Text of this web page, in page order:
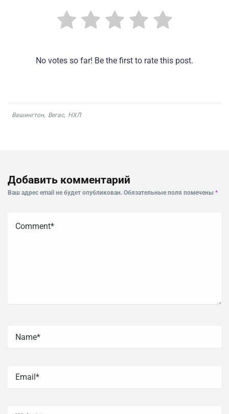
No votes so far! Be the first to rate this post.
Вашингтон, Вегас, НХЛ
Добавить комментарий
Ваш адрес email не будет опубликован. Обязательные поля помечены *